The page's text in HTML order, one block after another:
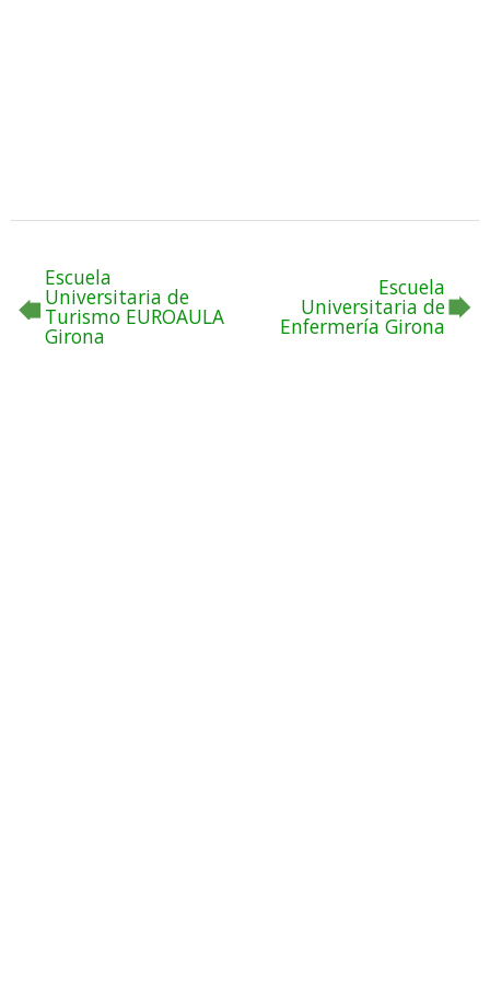
Escuela
Universitaria de
Turismo EUROAULA
Girona
Escuela
Universitaria de
Enfermería Girona